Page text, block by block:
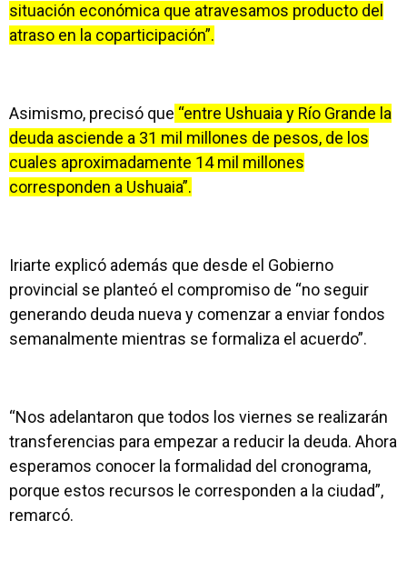
situación económica que atravesamos producto del
atraso en la coparticipación”.
Asimismo, precisó que “entre Ushuaia y Río Grande la
deuda asciende a 31 mil millones de pesos, de los
cuales aproximadamente 14 mil millones
corresponden a Ushuaia”.
Iriarte explicó además que desde el Gobierno
provincial se planteó el compromiso de “no seguir
generando deuda nueva y comenzar a enviar fondos
semanalmente mientras se formaliza el acuerdo”.
“Nos adelantaron que todos los viernes se realizarán
transferencias para empezar a reducir la deuda. Ahora
esperamos conocer la formalidad del cronograma,
porque estos recursos le corresponden a la ciudad”,
remarcó.